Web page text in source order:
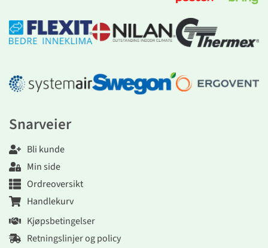
Snarveier
Bli kunde
Min side
Ordreoversikt
Handlekurv
Kjøpsbetingelser
Retningslinjer og policy